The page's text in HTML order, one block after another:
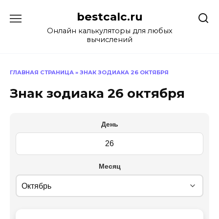
содержанию
bestcalc.ru
Онлайн калькуляторы для любых
вычислений
ГЛАВНАЯ СТРАНИЦА » ЗНАК ЗОДИАКА 26 ОКТЯБРЯ
Знак зодиака 26 октября
День
Месяц